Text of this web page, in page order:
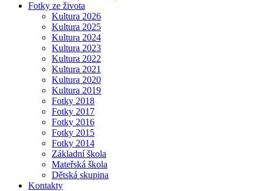
Fotky ze života
Kultura 2026
Kultura 2025
Kultura 2024
Kultura 2023
Kultura 2022
Kultura 2021
Kultura 2020
Kultura 2019
Fotky 2018
Fotky 2017
Fotky 2016
Fotky 2015
Fotky 2014
Základní škola
Mateřská škola
Dětská skupina
Kontakty